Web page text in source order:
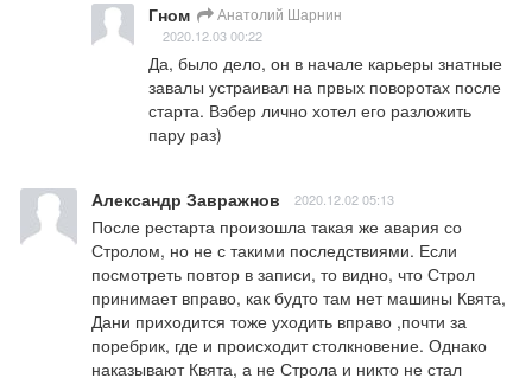
Гном Анатолий Шарнин
2020.12.03 00:22
Да, было дело, он в начале карьеры знатные
завалы устраивал на првых поворотах после
старта. Вэбер лично хотел его разложить
пару раз)
Александр Завражнов 2020.12.02 05:13
После рестарта произошла такая же авария со
Стролом, но не с такими последствиями. Если
посмотреть повтор в записи, то видно, что Строл
принимает вправо, как будто там нет машины Квята,
Дани приходится тоже уходить вправо ,почти за
поребрик, где и происходит столкновение. Однако
наказывают Квята, а не Строла и никто не стал